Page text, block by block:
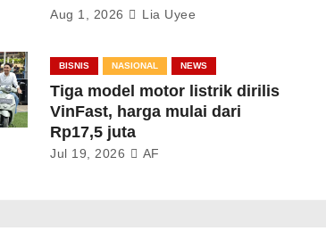
Aug 1, 2026 Lia Uyee
BISNIS NASIONAL NEWS
Tiga model motor listrik dirilis
VinFast, harga mulai dari
Rp17,5 juta
Jul 19, 2026 AF